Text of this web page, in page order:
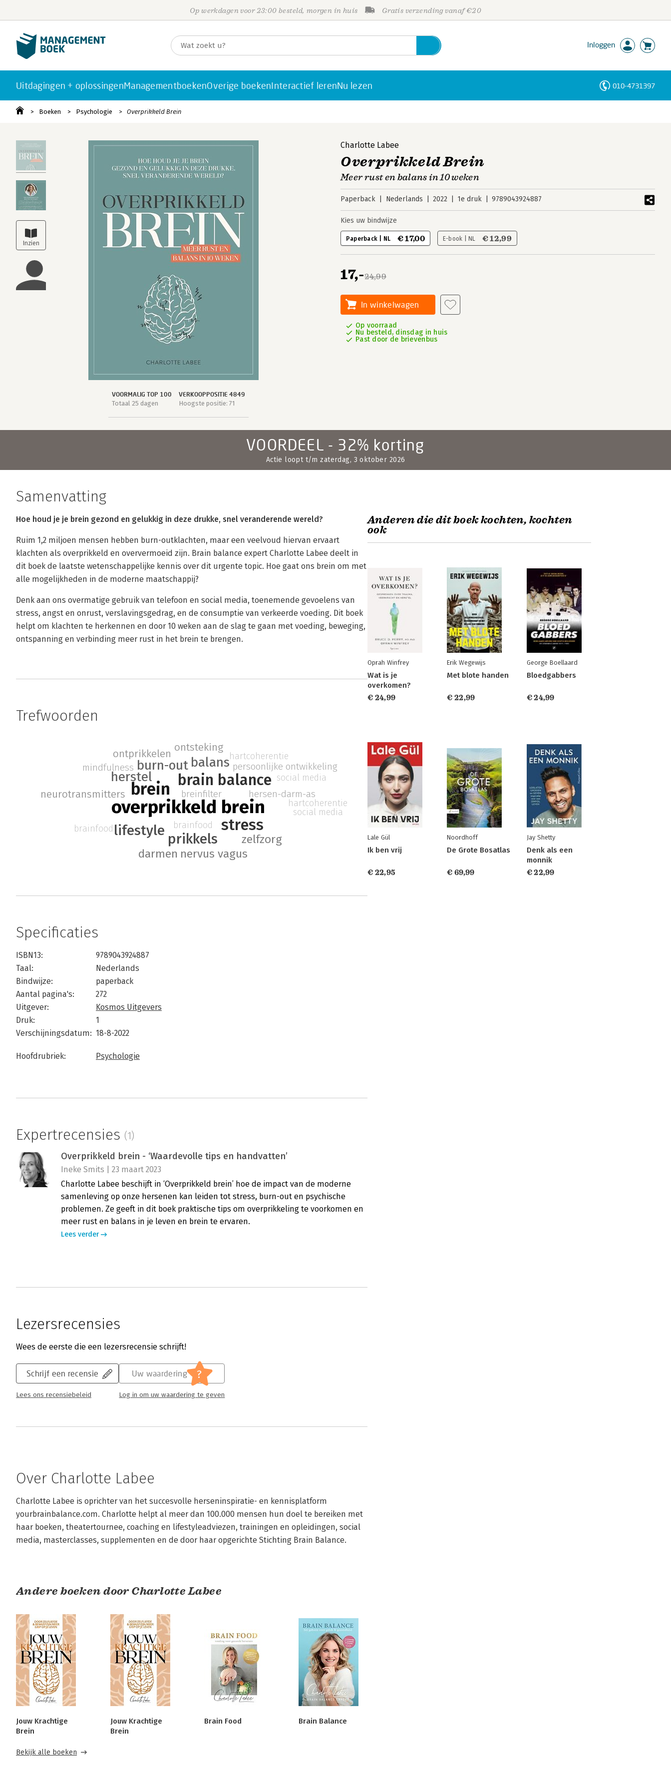
Op werkdagen voor 23:00 besteld, morgen in huis Gratis verzending vanaf €20
Inloggen
Uitdagingen + oplossingenManagementboekenOverige boekenInteractief lerenNu lezen 010-4731397
Boeken Psychologie Overprikkeld Brein
VOORMALIG TOP 100
Totaal 25 dagen
VERKOOPPOSITIE 4849
Hoogste positie: 71
Charlotte Labee
Overprikkeld Brein
Meer rust en balans in 10 weken
Paperback Nederlands 2022 1e druk 9789043924887
Kies uw bindwijze
Paperback | NL € 17,00 E-book | NL € 12,99
24,99
17,-
In winkelwagen
Op voorraad
Nu besteld, dinsdag in huis
Past door de brievenbus
VOORDEEL - 32% korting
Actie loopt t/m zaterdag, 3 oktober 2026
Samenvatting
Hoe houd je je brein gezond en gelukkig in deze drukke, snel veranderende wereld?
Ruim 1,2 miljoen mensen hebben burn-outklachten, maar een veelvoud hiervan ervaart
klachten als overprikkeld en oververmoeid zijn. Brain balance expert Charlotte Labee deelt in
dit boek de laatste wetenschappelijke kennis over dit urgente topic. Hoe gaat ons brein om met
alle mogelijkheden in de moderne maatschappij?
Denk aan ons overmatige gebruik van telefoon en social media, toenemende gevoelens van
stress, angst en onrust, verslavingsgedrag, en de consumptie van verkeerde voeding. Dit boek
helpt om klachten te herkennen en door 10 weken aan de slag te gaan met voeding, beweging,
ontspanning en verbinding meer rust in het brein te brengen.
Trefwoorden
overprikkeld brein
brein brain balance
stress
prikkels
lifestyle
herstel
burn-out balans
zelfzorg
nervus vagus
darmen
neurotransmitters
ontprikkelen
ontsteking
persoonlijke ontwikkeling
breinfilter hersen-darm-as
mindfulness
hartcoherentie
brainfood
social media
hartcoherentie
brainfood
social media
Specificaties
ISBN13:
9789043924887
Taal:
Nederlands
Bindwijze:
paperback
Aantal pagina's:
272
Uitgever:
Kosmos Uitgevers
Druk:
1
Verschijningsdatum: 18-8-2022
Hoofdrubriek: Psychologie
Expertrecensies (1)
Overprikkeld brein - ‘Waardevolle tips en handvatten’
Ineke Smits | 23 maart 2023
Charlotte Labee beschijft in ‘Overprikkeld brein’ hoe de impact van de moderne
samenleving op onze hersenen kan leiden tot stress, burn-out en psychische
problemen. Ze geeft in dit boek praktische tips om overprikkeling te voorkomen en
meer rust en balans in je leven en brein te ervaren.
Lees verder
Lezersrecensies
Wees de eerste die een lezersrecensie schrijft!
Schrijf een recensie
Lees ons recensiebeleid
Uw waardering ?
Log in om uw waardering te geven
Over Charlotte Labee
Charlotte Labee is oprichter van het succesvolle herseninspiratie- en kennisplatform
yourbrainbalance.com. Charlotte helpt al meer dan 100.000 mensen hun doel te bereiken met
haar boeken, theatertournee, coaching en lifestyleadviezen, trainingen en opleidingen, social
media, masterclasses, supplementen en de door haar opgerichte Stichting Brain Balance.
Andere boeken door Charlotte Labee
Jouw Krachtige
Brein
Jouw Krachtige
Brein
Brain Food Brain Balance
Bekijk alle boeken
Anderen die dit boek kochten, kochten
ook
Oprah Winfrey
Wat is je
overkomen?
€ 24,99
Erik Wegewijs
Met blote handen
€ 22,99
George Boellaard
Bloedgabbers
€ 24,99
Lale Gül
Ik ben vrij
€ 22,95
Noordhoff
De Grote Bosatlas
€ 69,99
Jay Shetty
Denk als een
monnik
€ 22,99
Personen